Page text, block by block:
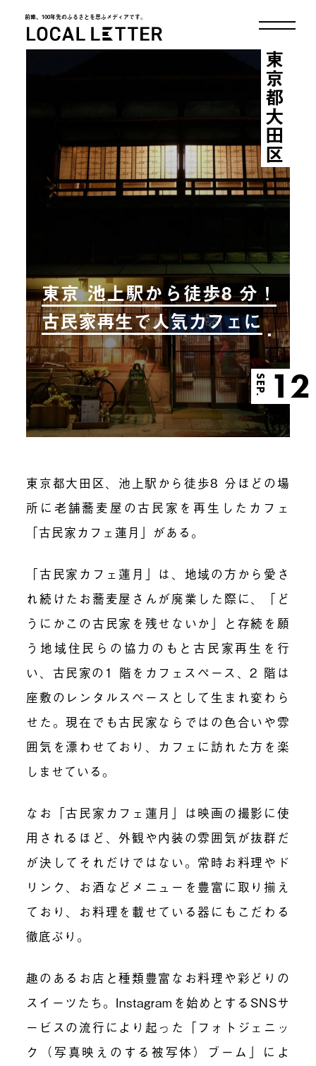
前略、100年先のふるさとを思ふメディアです。
LOCAL LETTER
東京 池上駅から徒歩8 分！
古民家再生で人気カフェに
SEP. 12
東京都大田区
東京都大田区、池上駅から徒歩8 分ほどの場
所に老舗蕎麦屋の古民家を再生したカフェ
「古民家カフェ蓮月」がある。
「古民家カフェ蓮月」は、地域の方から愛さ
れ続けたお蕎麦屋さんが廃業した際に、「ど
うにかこの古民家を残せないか」と存続を願
う地域住民らの協力のもと古民家再生を行
い、古民家の1 階をカフェスペース、2 階は
座敷のレンタルスペースとして生まれ変わら
せた。現在でも古民家ならではの色合いや雰
囲気を漂わせており、カフェに訪れた方を楽
しませている。
なお「古民家カフェ蓮月」は映画の撮影に使
用されるほど、外観や内装の雰囲気が抜群だ
が決してそれだけではない。常時お料理やド
リンク、お酒などメニューを豊富に取り揃え
ており、お料理を載せている器にもこだわる
徹底ぶり。
趣のあるお店と種類豊富なお料理や彩どりの
スイーツたち。Instagramを始めとするSNSサ
ービスの流行により起った「フォトジェニッ
ク（写真映えのする被写体）ブーム」によ